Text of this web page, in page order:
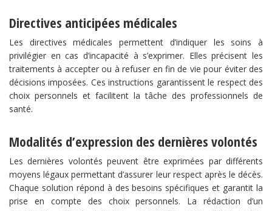
Directives anticipées médicales
Les directives médicales permettent d’indiquer les soins à
privilégier en cas d’incapacité à s’exprimer. Elles précisent les
traitements à accepter ou à refuser en fin de vie pour éviter des
décisions imposées. Ces instructions garantissent le respect des
choix personnels et facilitent la tâche des professionnels de
santé.
Modalités d’expression des dernières volontés
Les dernières volontés peuvent être exprimées par différents
moyens légaux permettant d’assurer leur respect après le décès.
Chaque solution répond à des besoins spécifiques et garantit la
prise en compte des choix personnels. La rédaction d’un